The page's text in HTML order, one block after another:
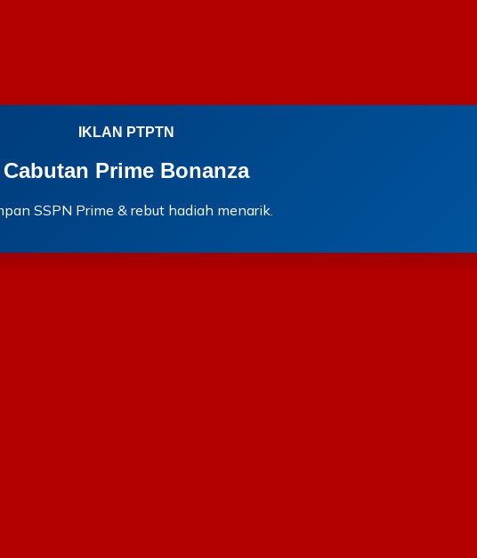
IKLAN PTPTN
Cabutan Prime Bonanza
SSPN Prime & rebut hadiah menarik.